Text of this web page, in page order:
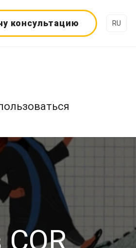
консультацию RU